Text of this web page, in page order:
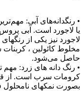
• رنگدانه‌های آبی:
یا لاجورد است. آبی
لاجورد نیز یکی از
مخلوط کائولین ،
حاصل می‌شود.
• رنگ دانه های زرد: مهم
کرومات سرب است. از
بصورت نمکهای